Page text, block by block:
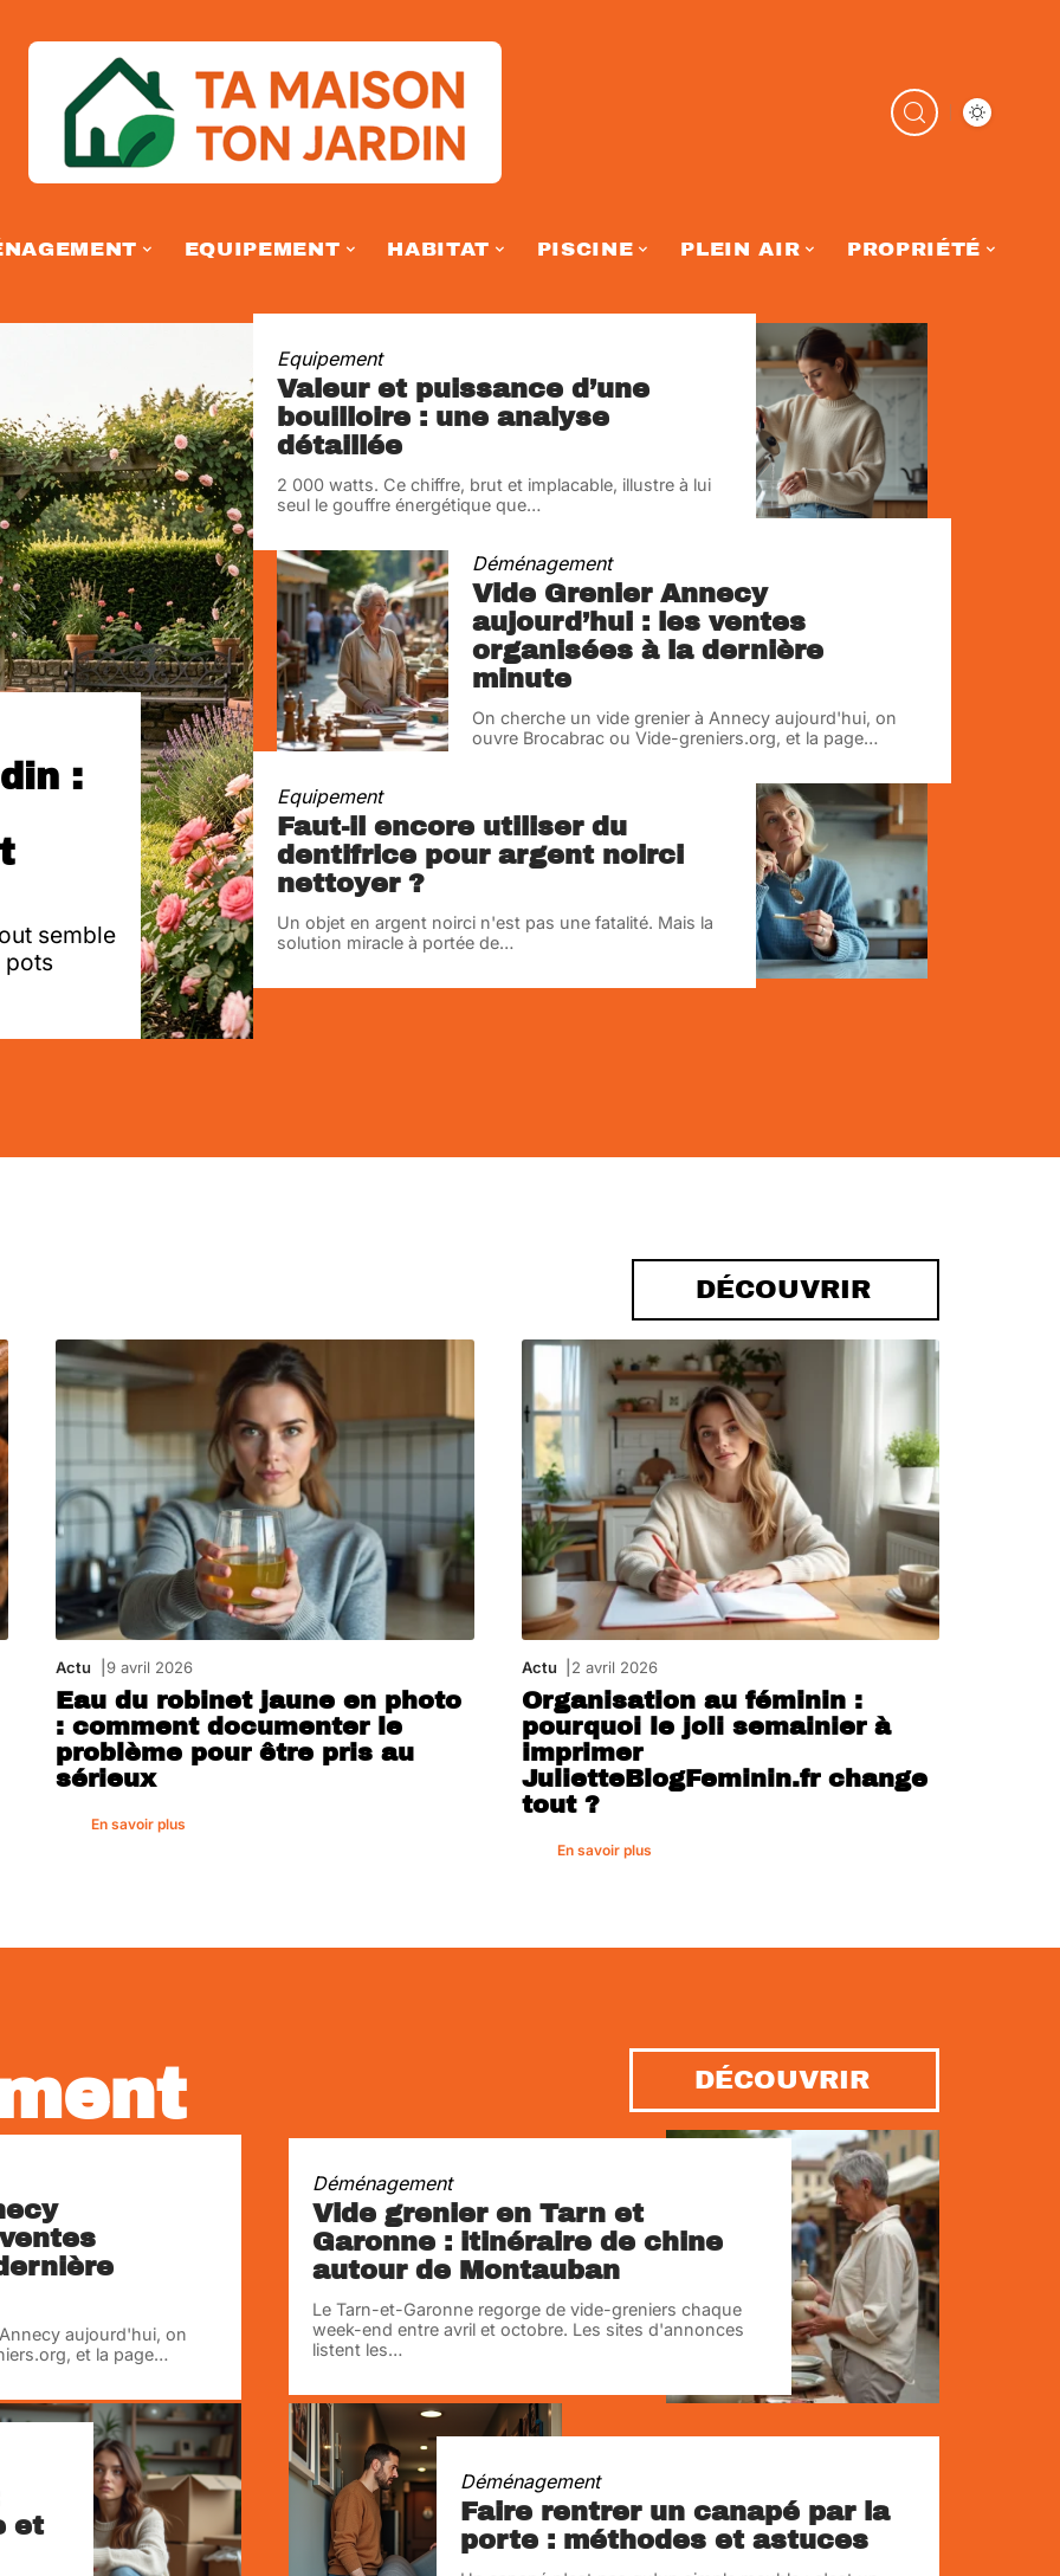
EQUIPEMENT HABITAT PISCINE PLEIN AIR PROPRIÉTÉ
:
semble
pots
Equipement
Valeur et puissance d’une
bouilloire : une analyse
détaillée
2 000 watts. Ce chiffre, brut et implacable, illustre à lui
seul le gouffre énergétique que…
Déménagement
Vide Grenier Annecy
aujourd’hui : les ventes
organisées à la dernière
minute
On cherche un vide grenier à Annecy aujourd'hui, on
ouvre Brocabrac ou Vide-greniers.org, et la page…
Equipement
Faut-il encore utiliser du
dentifrice pour argent noirci
nettoyer ?
Un objet en argent noirci n'est pas une fatalité. Mais la
solution miracle à portée de…
DÉCOUVRIR
Actu 9 avril 2026
Eau du robinet jaune en photo
: comment documenter le
problème pour être pris au
sérieux
En savoir plus
Actu 2 avril 2026
Organisation au féminin :
pourquoi le joli semainier à
imprimer
JulietteBlogFeminin.fr change
tout ?
En savoir plus
DÉCOUVRIR
aujourd'hui, on
et la page…
Déménagement
Vide grenier en Tarn et
Garonne : itinéraire de chine
autour de Montauban
Le Tarn-et-Garonne regorge de vide-greniers chaque
week-end entre avril et octobre. Les sites d'annonces
listent les…
et
Déménagement
Faire rentrer un canapé par la
porte : méthodes et astuces